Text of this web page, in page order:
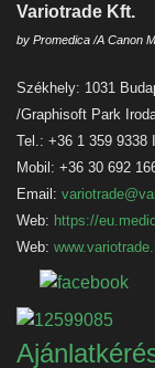
Variotrade Kft.
by Promedica /A Canon
Székhely: 1031
/Graphisoft Park
Tel.: +36 1 359 9338
Mobil: +36 30 692
Email:
Web: https://
Web: